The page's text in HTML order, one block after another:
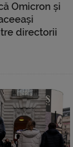
Omicron și
directorii